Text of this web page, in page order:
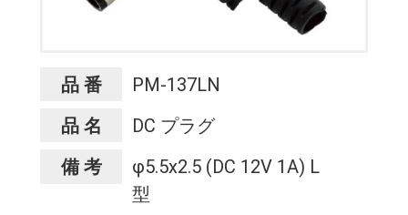
品 番
PM-137LN
品 名
DC プラグ
備 考
φ5.5x2.5 (DC 12V 1A) L
型